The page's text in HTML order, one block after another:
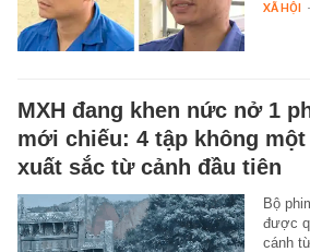
XÃ HỘI
MXH đang khen nức nở 1
mới chiếu: 4 tập không
xuất sắc từ cảnh đầu tiên
Bộ
được
cánh